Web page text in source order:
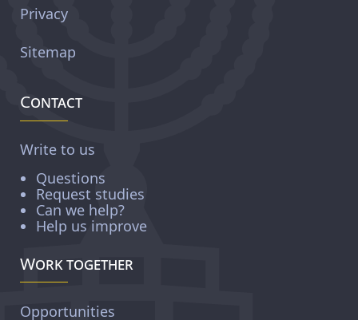
Privacy
Sitemap
Contact
Write to us
Questions
Request studies
Can we help?
Help us improve
Work together
Opportunities